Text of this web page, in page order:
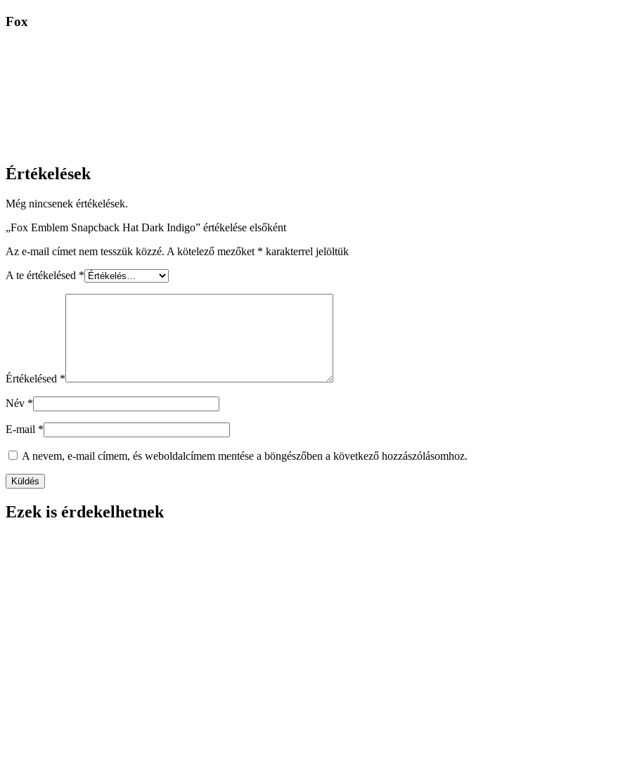
Fox
Értékelések
Még nincsenek értékelések.
„Fox Emblem Snapcback Hat Dark Indigo” értékelése elsőként
Az e-mail címet nem tesszük közzé. A kötelező mezőket * karakterrel jelöltük
A te értékelésed *
Értékelésed *
Név *
E-mail *
A nevem, e-mail címem, és weboldalcímem mentése a böngészőben a következő hozzászólásomhoz.
Ezek is érdekelhetnek